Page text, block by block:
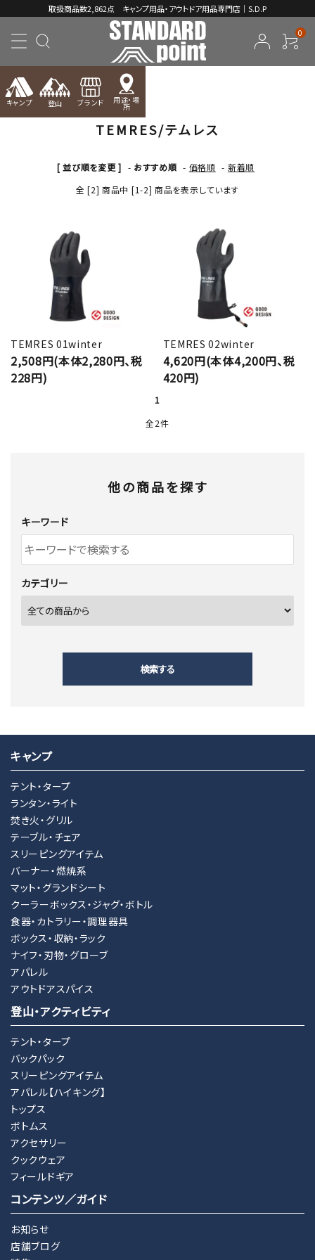
取扱商品数2,862点 キャンプ用品・アウトドア用品専門店｜S.D.P
0
キャンプ 登山 ブランド 用途・場
所
ACCOUNT MENU
person
INFORMATION
TOP TEMRES/テムレス
TEMRES/テムレス
[ 並び順を変更 ] - おすすめ順 - 価格順 - 新着順
全 [2] 商品中 [1-2] 商品を表示しています
TEMRES 01winter
2,508円(本体2,280円、税
228円)
TEMRES 02winter
4,620円(本体4,200円、税
420円)
1
全2件
他の商品を探す
キーワード
カテゴリー
検索する
キーワード
カテゴリー
キャンプ
テント・タープ
ランタン・ライト
焚き火・グリル
テーブル・チェア
スリーピングアイテム
バーナー・燃焼系
マット・グランドシート
クーラーボックス・ジャグ・ボトル
食器・カトラリー・調理器具
ボックス・収納・ラック
ナイフ・刃物・グローブ
アパレル
アウトドアスパイス
登山・アクティビティ
テント・タープ
バックパック
スリーピングアイテム
アパレル【ハイキング】
トップス
ボトムス
アクセサリー
クックウェア
フィールドギア
コンテンツ／ガイド
お知らせ
店舗ブログ